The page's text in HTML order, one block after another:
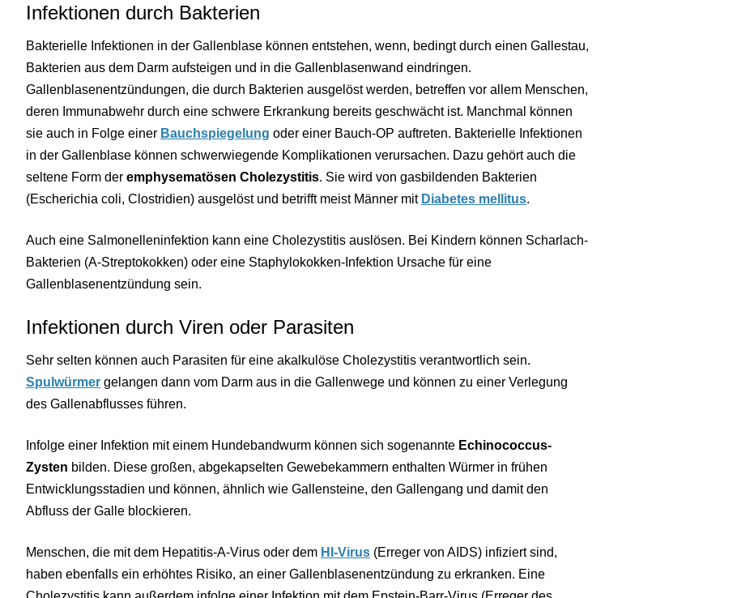
Infektionen durch Bakterien
Bakterielle Infektionen in der Gallenblase können entstehen, wenn, bedingt durch einen Gallestau,
Bakterien aus dem Darm aufsteigen und in die Gallenblasenwand eindringen.
Gallenblasenentzündungen, die durch Bakterien ausgelöst werden, betreffen vor allem Menschen,
deren Immunabwehr durch eine schwere Erkrankung bereits geschwächt ist. Manchmal können
sie auch in Folge einer Bauchspiegelung oder einer Bauch-OP auftreten. Bakterielle Infektionen
in der Gallenblase können schwerwiegende Komplikationen verursachen. Dazu gehört auch die
seltene Form der emphysematösen Cholezystitis. Sie wird von gasbildenden Bakterien
(Escherichia coli, Clostridien) ausgelöst und betrifft meist Männer mit Diabetes mellitus.
Auch eine Salmonelleninfektion kann eine Cholezystitis auslösen. Bei Kindern können Scharlach-
Bakterien (A-Streptokokken) oder eine Staphylokokken-Infektion Ursache für eine
Gallenblasenentzündung sein.
Infektionen durch Viren oder Parasiten
Sehr selten können auch Parasiten für eine akalkulöse Cholezystitis verantwortlich sein.
Spulwürmer gelangen dann vom Darm aus in die Gallenwege und können zu einer Verlegung
des Gallenabflusses führen.
Infolge einer Infektion mit einem Hundebandwurm können sich sogenannte Echinococcus-
Zysten bilden. Diese großen, abgekapselten Gewebekammern enthalten Würmer in frühen
Entwicklungsstadien und können, ähnlich wie Gallensteine, den Gallengang und damit den
Abfluss der Galle blockieren.
Menschen, die mit dem Hepatitis-A-Virus oder dem HI-Virus (Erreger von AIDS) infiziert sind,
haben ebenfalls ein erhöhtes Risiko, an einer Gallenblasenentzündung zu erkranken. Eine